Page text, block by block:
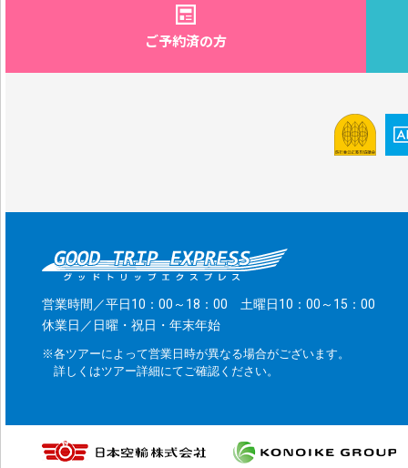
ご予約済の方
営業時間／平日10：00～18：00 土曜日10：00～15：00
休業日／日曜・祝日・年末年始
※各ツアーによって営業日時が異なる場合がございます。
詳しくはツアー詳細にてご確認ください。